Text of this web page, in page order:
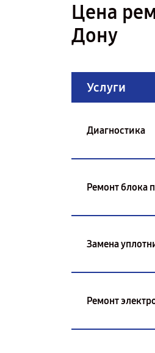
Цена
Дону
Услуги
Диагностика
Ремонт блока
Замена
Ремонт